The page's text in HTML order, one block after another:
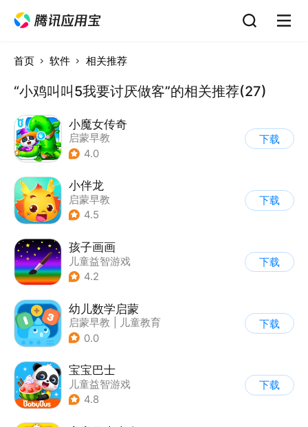
首页 软件 相关推荐
“小鸡叫叫5我要讨厌做客”的相关推荐(27)
小魔女传奇
启蒙早教
| 儿童益智游戏
4.0
下载
小伴龙
启蒙早教
4.5
下载
孩子画画
儿童益智游戏
| 启蒙早教
4.2
下载
幼儿数学启蒙
启蒙早教
儿童教育
0.0
下载
宝宝巴士
儿童益智游戏
| 启蒙早教
4.8
下载